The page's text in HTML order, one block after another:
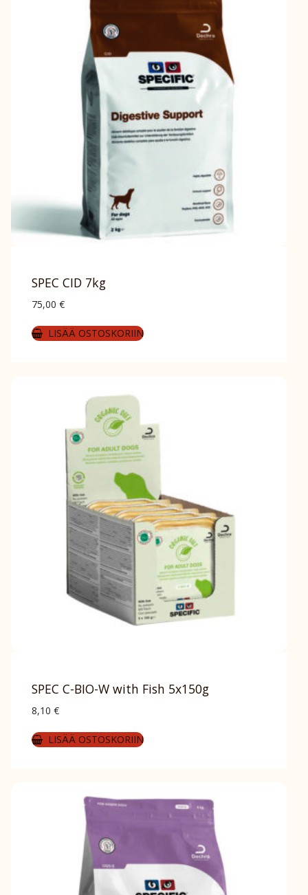
SPEC CID 7kg
75,00 €
LISÄÄ OSTOSKORIIN
SPEC C-BIO-W with Fish 5x150g
8,10 €
LISÄÄ OSTOSKORIIN